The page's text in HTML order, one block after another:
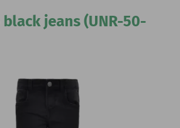
Volg ons:
jeans (UNR-50-